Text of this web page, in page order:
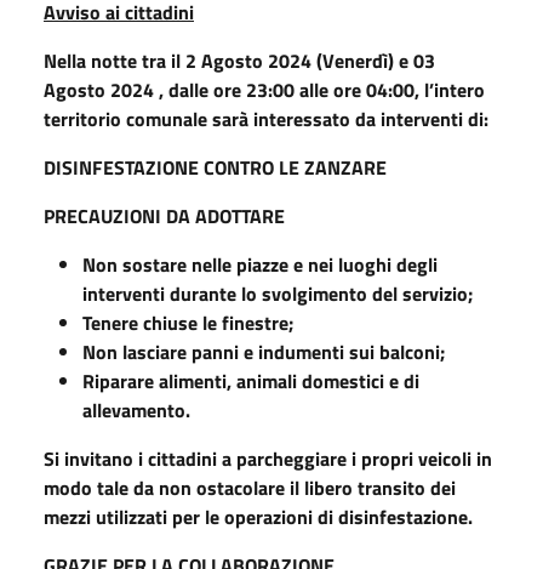
Avviso ai cittadini
Nella notte tra il 2 Agosto 2024 (Venerdì) e 03
Agosto 2024 , dalle ore 23:00 alle ore 04:00, l’intero
territorio comunale sarà interessato da interventi di:
DISINFESTAZIONE CONTRO LE ZANZARE
PRECAUZIONI DA ADOTTARE
Non sostare nelle piazze e nei luoghi degli
interventi durante lo svolgimento del servizio;
Tenere chiuse le finestre;
Non lasciare panni e indumenti sui balconi;
Riparare alimenti, animali domestici e di
allevamento.
Si invitano i cittadini a parcheggiare i propri veicoli in
modo tale da non ostacolare il libero transito dei
mezzi utilizzati per le operazioni di disinfestazione.